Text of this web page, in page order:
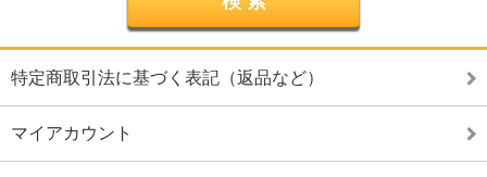
特定商取引法に基づく表記（返品など）
マイアカウント